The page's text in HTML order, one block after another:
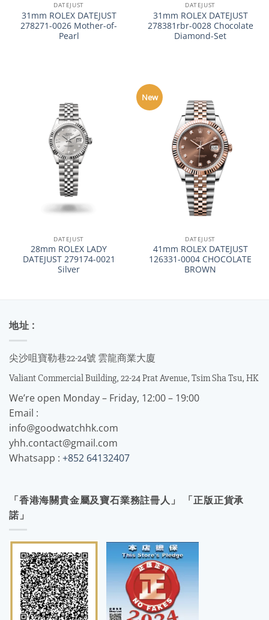
DATEJUST
31mm ROLEX DATEJUST
278271-0026 Mother-of-
Pearl
DATEJUST
31mm ROLEX DATEJUST
278381rbr-0028 Chocolate
Diamond-Set
DATEJUST
28mm ROLEX LADY
DATEJUST 279174-0021
Silver
New
DATEJUST
41mm ROLEX DATEJUST
126331-0004 CHOCOLATE
BROWN
地址 :
尖沙咀寶勒巷22-24號 雲龍商業大廈
Valiant Commercial Building, 22-24 Prat Avenue, Tsim Sha Tsu, HK
We’re open Monday – Friday, 12:00 – 19:00
Email :
info@goodwatchhk.com
yhh.contact@gmail.com
Whatsapp : +852 64132407
「香港海關貴金屬及寶石業務註冊人」 「正版正貨承
諾」